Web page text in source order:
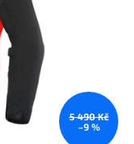
5 490 Kč
–9 %